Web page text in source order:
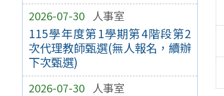
2026-07-30 人事室
115學年度第1學期第4階段第2
次代理教師甄選(無人報名，續辦
下次甄選)
2026-07-30 人事室